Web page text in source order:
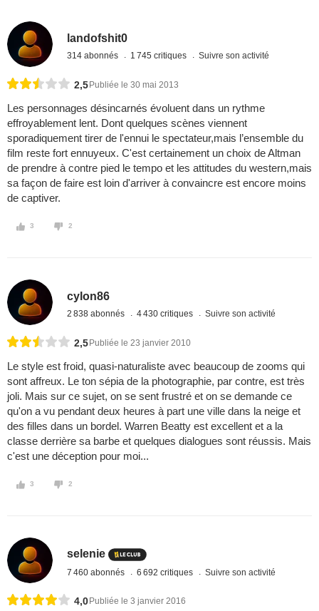
landofshit0
314 abonnés 1 745 critiques Suivre son activité
2,5 Publiée le 30 mai 2013
Les personnages désincarnés évoluent dans un rythme
effroyablement lent. Dont quelques scènes viennent
sporadiquement tirer de l'ennui le spectateur,mais l’ensemble du
film reste fort ennuyeux. C'est certainement un choix de Altman
de prendre à contre pied le tempo et les attitudes du western,mais
sa façon de faire est loin d'arriver à convaincre est encore moins
de captiver.
3 2
cylon86
2 838 abonnés 4 430 critiques Suivre son activité
2,5 Publiée le 23 janvier 2010
Le style est froid, quasi-naturaliste avec beaucoup de zooms qui
sont affreux. Le ton sépia de la photographie, par contre, est très
joli. Mais sur ce sujet, on se sent frustré et on se demande ce
qu'on a vu pendant deux heures à part une ville dans la neige et
des filles dans un bordel. Warren Beatty est excellent et a la
classe derrière sa barbe et quelques dialogues sont réussis. Mais
c'est une déception pour moi...
3 2
selenie
7 460 abonnés 6 692 critiques Suivre son activité
4,0 Publiée le 3 janvier 2016